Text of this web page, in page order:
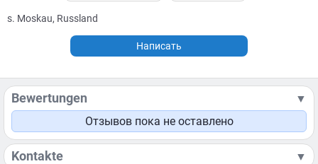
s. Moskau, Russland
Написать
Bewertungen
▼
Отзывов пока не оставлено
Kontakte ▼